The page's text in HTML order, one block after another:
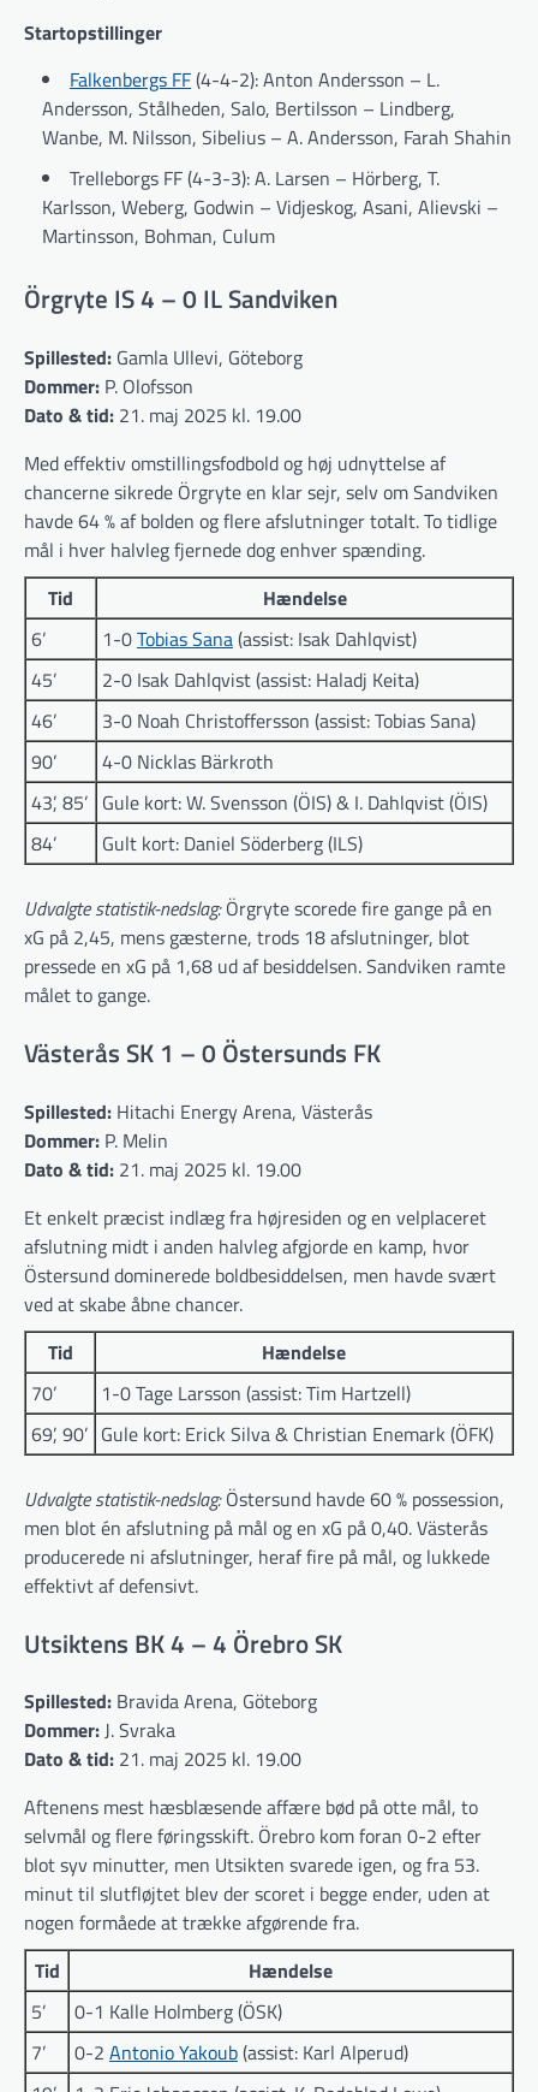
Startopstillinger
Falkenbergs FF(4-4-2): Anton Andersson – L.
Andersson, Stålheden, Salo, Bertilsson – Lindberg,
Wanbe, M. Nilsson, Sibelius – A. Andersson, Farah Shahin
Trelleborgs FF (4-3-3): A. Larsen – Hörberg, T.
Karlsson, Weberg, Godwin – Vidjeskog, Asani, Alievski –
Martinsson, Bohman, Culum
Örgryte IS 4 – 0 IL Sandviken
Spillested: Gamla Ullevi, Göteborg
Dommer: P. Olofsson
Dato & tid: 21. maj 2025 kl. 19.00
Med effektiv omstillingsfodbold og høj udnyttelse af
chancerne sikrede Örgryte en klar sejr, selv om Sandviken
havde 64 % af bolden og flere afslutninger totalt. To tidlige
mål i hver halvleg fjernede dog enhver spænding.
Tid
Hændelse
6’
1-0Tobias Sana(assist: Isak Dahlqvist)
45’
2-0 Isak Dahlqvist (assist: Haladj Keita)
46’
3-0 Noah Christoffersson (assist: Tobias Sana)
90’
4-0 Nicklas Bärkroth
43’, 85’ Gule kort: W. Svensson (ÖIS) & I. Dahlqvist (ÖIS)
84’
Gult kort: Daniel Söderberg (ILS)
Udvalgte statistik-nedslag:Örgryte scorede fire gange på en
xG på 2,45, mens gæsterne, trods 18 afslutninger, blot
pressede en xG på 1,68 ud af besiddelsen. Sandviken ramte
målet to gange.
Västerås SK 1 – 0 Östersunds FK
Spillested: Hitachi Energy Arena, Västerås
Dommer: P. Melin
Dato & tid: 21. maj 2025 kl. 19.00
Et enkelt præcist indlæg fra højresiden og en velplaceret
afslutning midt i anden halvleg afgjorde en kamp, hvor
Östersund dominerede boldbesiddelsen, men havde svært
ved at skabe åbne chancer.
Tid
Hændelse
70’
1-0 Tage Larsson (assist: Tim Hartzell)
69’, 90’ Gule kort: Erick Silva & Christian Enemark (ÖFK)
Udvalgte statistik-nedslag:Östersund havde 60 % possession,
men blot én afslutning på mål og en xG på 0,40. Västerås
producerede ni afslutninger, heraf fire på mål, og lukkede
effektivt af defensivt.
Utsiktens BK 4 – 4 Örebro SK
Spillested: Bravida Arena, Göteborg
Dommer:J. Svraka
Dato & tid: 21. maj 2025 kl. 19.00
Aftenens mest hæsblæsende affære bød på otte mål, to
selvmål og flere føringsskift. Örebro kom foran 0-2 efter
blot syv minutter, men Utsikten svarede igen, og fra 53.
minut til slutfløjtet blev der scoret i begge ender, uden at
nogen formåede at trække afgørende fra.
Tid
Hændelse
5’
0-1 Kalle Holmberg (ÖSK)
7’
0-2 Antonio Yakoub(assist: Karl Alperud)